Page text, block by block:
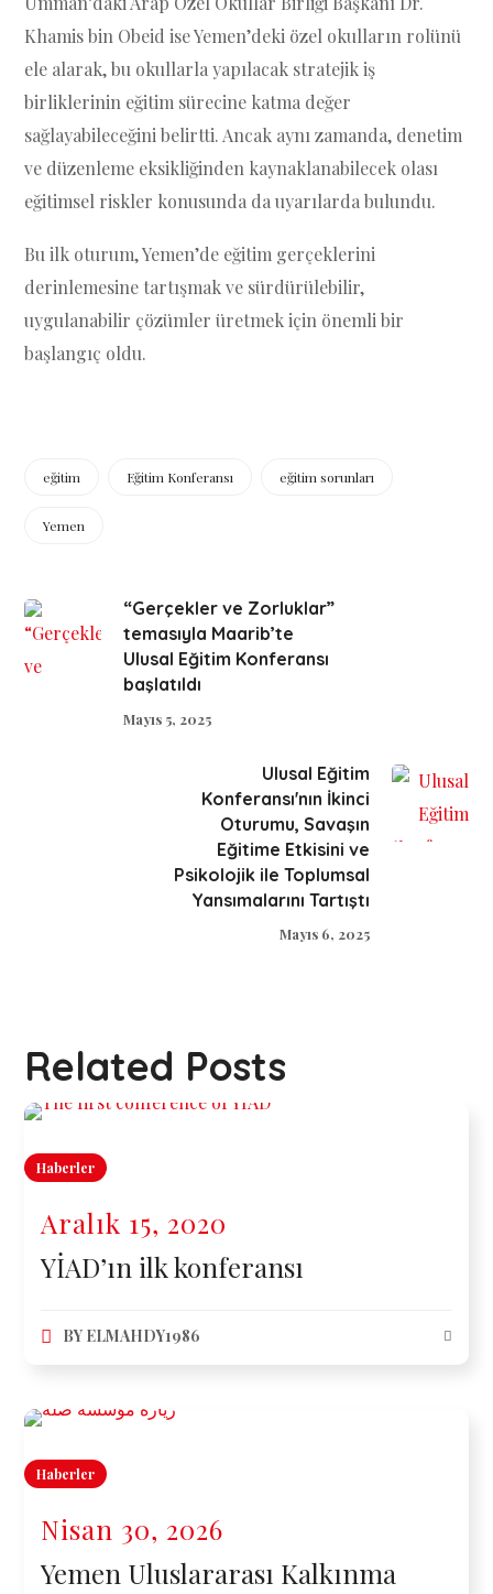
Khamis bin Obeid ise Yemen’deki özel okulların rolünü
ele alarak, bu okullarla yapılacak stratejik iş
birliklerinin eğitim sürecine katma değer
sağlayabileceğini belirtti. Ancak aynı zamanda, denetim
ve düzenleme eksikliğinden kaynaklanabilecek olası
eğitimsel riskler konusunda da uyarılarda bulundu.
Bu ilk oturum, Yemen’de eğitim gerçeklerini
derinlemesine tartışmak ve sürdürülebilir,
uygulanabilir çözümler üretmek için önemli bir
başlangıç oldu.
eğitim Eğitim Konferansı eğitim sorunları
Yemen
“Gerçekler ve Zorluklar”
temasıyla Maarib’te
Ulusal Eğitim Konferansı
başlatıldı
Mayıs 5, 2025
Ulusal Eğitim
Konferansı'nın İkinci
Oturumu, Savaşın
Eğitime Etkisini ve
Psikolojik ile Toplumsal
Yansımalarını Tartıştı
Mayıs 6, 2025
Related Posts
Haberler
Aralık 15, 2020
YİAD’ın ilk konferansı
BY ELMAHDY1986
Haberler
Nisan 30, 2026
Yemen Uluslararası Kalkınma